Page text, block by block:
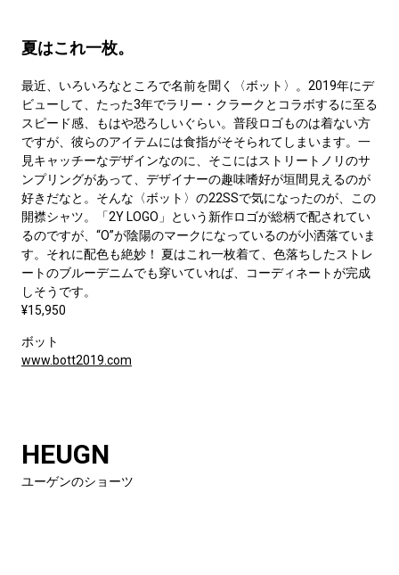
夏はこれ一枚。
最近、いろいろなところで名前を聞く〈ボット〉。2019年にデ
ビューして、たった3年でラリー・クラークとコラボするに至る
スピード感、もはや恐ろしいぐらい。普段ロゴものは着ない方
ですが、彼らのアイテムには食指がそそられてしまいます。一
見キャッチーなデザインなのに、そこにはストリートノリのサ
ンプリングがあって、デザイナーの趣味嗜好が垣間見えるのが
好きだなと。そんな〈ボット〉の22SSで気になったのが、この
開襟シャツ。「2Y LOGO」という新作ロゴが総柄で配されてい
るのですが、“O”が陰陽のマークになっているのが小洒落ていま
す。それに配色も絶妙！ 夏はこれ一枚着て、色落ちしたストレ
ートのブルーデニムでも穿いていれば、コーディネートが完成
しそうです。
¥15,950
ボット
www.bott2019.com
HEUGN
ユーゲンのショーツ